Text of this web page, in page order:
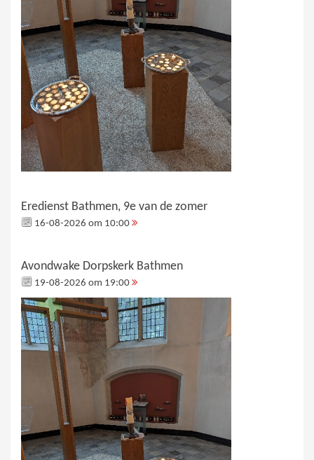
Eredienst Bathmen, 9e van de zomer
16-08-2026 om 10:00
Avondwake Dorpskerk Bathmen
19-08-2026 om 19:00